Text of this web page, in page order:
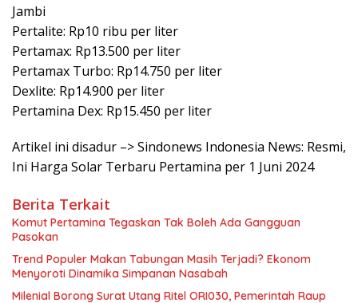
Jambi
Pertalite: Rp10 ribu per liter
Pertamax: Rp13.500 per liter
Pertamax Turbo: Rp14.750 per liter
Dexlite: Rp14.900 per liter
Pertamina Dex: Rp15.450 per liter
Artikel ini disadur –> Sindonews Indonesia News: Resmi,
Ini Harga Solar Terbaru Pertamina per 1 Juni 2024
Berita Terkait
Komut Pertamina Tegaskan Tak Boleh Ada Gangguan
Pasokan
Trend Populer Makan Tabungan Masih Terjadi? Ekonom
Menyoroti Dinamika Simpanan Nasabah
Milenial Borong Surat Utang Ritel ORI030, Pemerintah Raup